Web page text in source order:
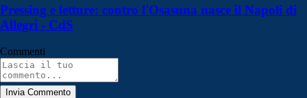
Pressing e letture: contro l'Osasuna nasce il Napoli di
Allegri - CdS
Commenti
Invia Commento